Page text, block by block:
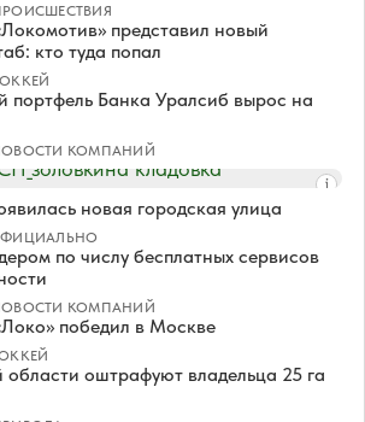
представил новый
кто туда попал
портфель Банка Уралсиб вырос на
КОМПАНИЙ
новая городская улица
по числу бесплатных сервисов
КОМПАНИЙ
победил в Москве
области оштрафуют владельца 25 га